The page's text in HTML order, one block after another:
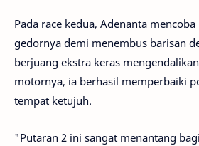
Pada race kedua, Adenanta
gedornya demi menembus barisan
berjuang ekstra keras
motornya, ia berhasil memperbaiki
tempat ketujuh.
"Putaran 2 ini sangat menantang